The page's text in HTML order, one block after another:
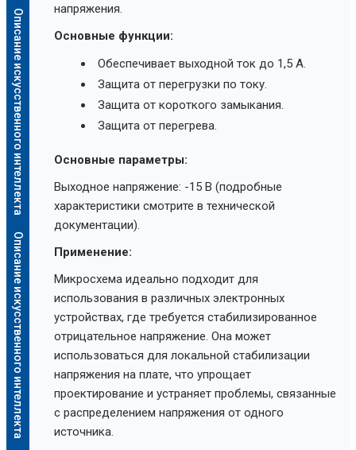
Описание искусственного интеллекта
Описание искусственного интеллекта
напряжения.
Основные функции:
Обеспечивает выходной ток до 1,5 А.
Защита от перегрузки по току.
Защита от короткого замыкания.
Защита от перегрева.
Основные параметры:
Выходное напряжение: -15 В (подробные
характеристики смотрите в технической
документации).
Применение:
Микросхема идеально подходит для
использования в различных электронных
устройствах, где требуется стабилизированное
отрицательное напряжение. Она может
использоваться для локальной стабилизации
напряжения на плате, что упрощает
проектирование и устраняет проблемы, связанные
с распределением напряжения от одного
источника.